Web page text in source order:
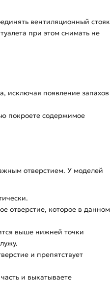
вентиляционный стояк
при этом снимать не
исключая появление запахов
покроете содержимое
отверстием. У моделей
отверстие, которое в данном
выше нижней точки
и препятствует
и выкатываете